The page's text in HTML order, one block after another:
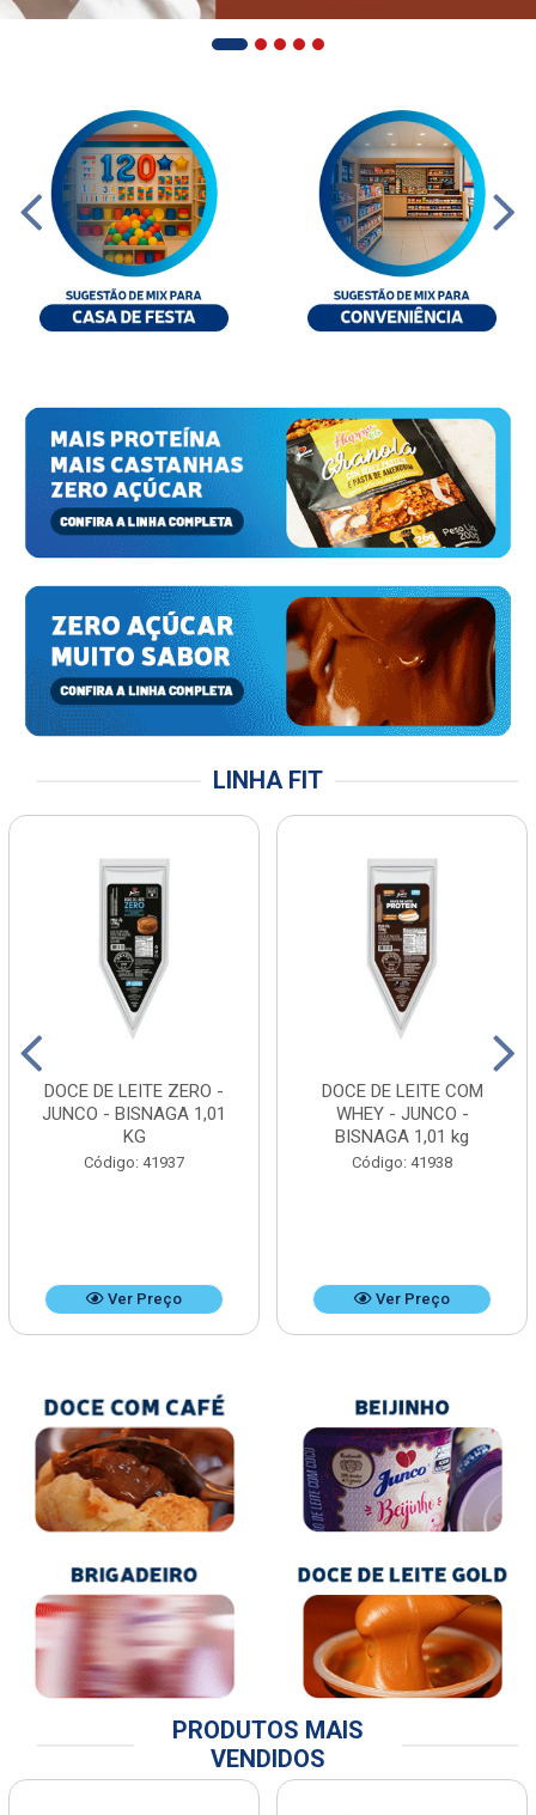
LINHA FIT
DOCE DE LEITE ZERO -
JUNCO - BISNAGA 1,01
KG
Código: 41937
Ver Preço
DOCE DE LEITE COM
WHEY - JUNCO -
BISNAGA 1,01 kg
Código: 41938
Ver Preço
PRODUTOS MAIS
VENDIDOS